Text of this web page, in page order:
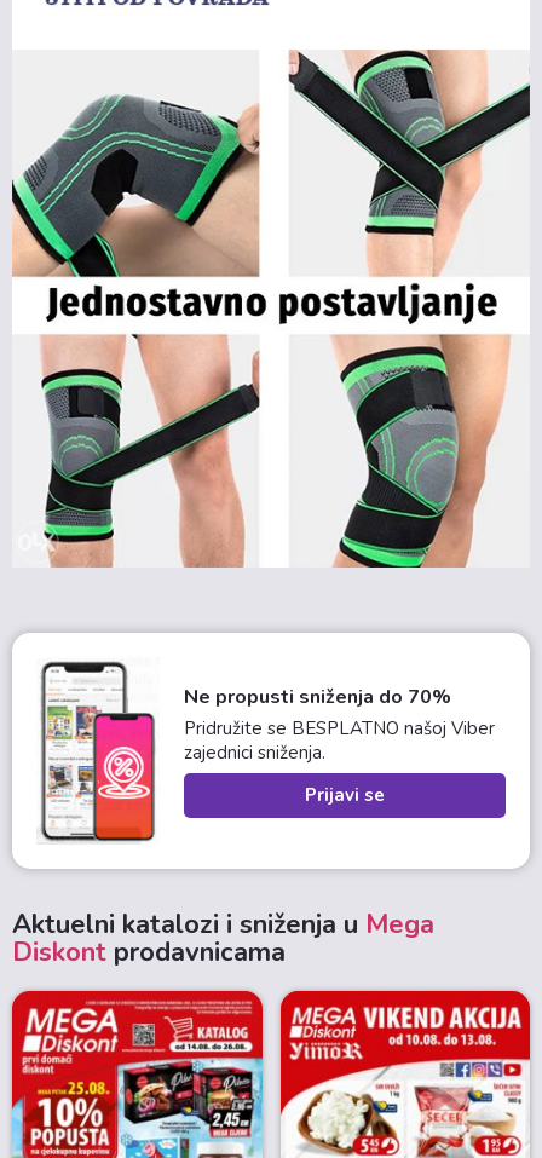
Ne propusti sniženja do 70%
Pridružite se BESPLATNO našoj Viber
zajednici sniženja.
Prijavi se
Aktuelni katalozi i sniženja u Mega
Diskont prodavnicama